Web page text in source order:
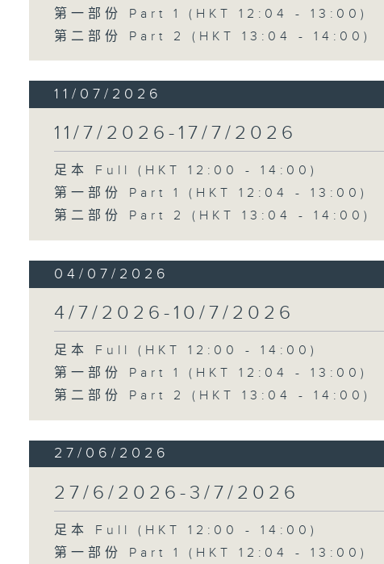
第一部份 Part 1 (HKT 12:04 - 13:00)
第二部份 Part 2 (HKT 13:04 - 14:00)
11/07/2026
11/7/2026-17/7/2026
足本 Full (HKT 12:00 - 14:00)
第一部份 Part 1 (HKT 12:04 - 13:00)
第二部份 Part 2 (HKT 13:04 - 14:00)
04/07/2026
4/7/2026-10/7/2026
足本 Full (HKT 12:00 - 14:00)
第一部份 Part 1 (HKT 12:04 - 13:00)
第二部份 Part 2 (HKT 13:04 - 14:00)
27/06/2026
27/6/2026-3/7/2026
足本 Full (HKT 12:00 - 14:00)
第一部份 Part 1 (HKT 12:04 - 13:00)